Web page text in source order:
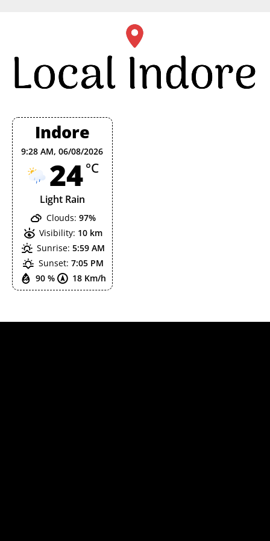
Indore
9:28 AM,06/08/2026
24°C
Light Rain
90 % 18 Km/h
Clouds: 97%
Visibility: 10 km
Sunrise: 5:59 AM
Sunset: 7:05 PM